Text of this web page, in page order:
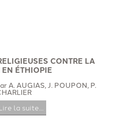
CONTRE LA
ÉTHIOPIE
A. AUGIAS, J. POUPON, P.
la suite...